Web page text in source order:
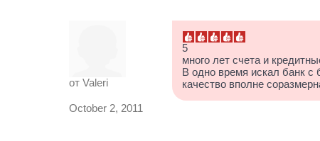
от Valeri
October 2, 2011
5
много лет счета и
В одно время искал банк с
качество вполне